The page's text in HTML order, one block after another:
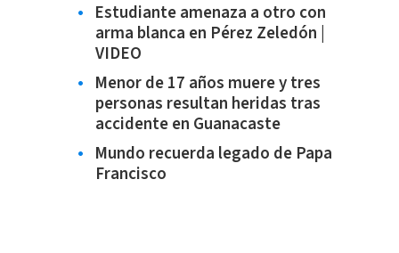
Estudiante amenaza a otro con
arma blanca en Pérez Zeledón |
VIDEO
Menor de 17 años muere y tres
personas resultan heridas tras
accidente en Guanacaste
Mundo recuerda legado de Papa
Francisco